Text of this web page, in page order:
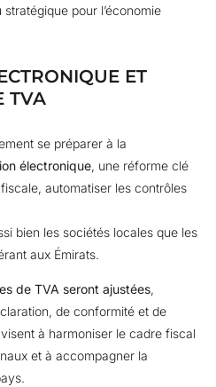
pour l’économie
ET
TVA
se préparer à la
électronique, une réforme clé
automatiser les contrôles
bien les sociétés locales que les
aux Émirats.
de TVA seront ajustées,
de conformité et de
à harmoniser le cadre fiscal
et à accompagner la